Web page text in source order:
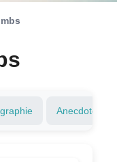
Anecdotes